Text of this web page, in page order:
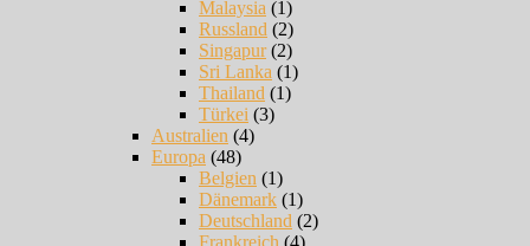
Malaysia (1)
Russland (2)
Singapur(2)
Sri Lanka (1)
Thailand (1)
Türkei (3)
Australien (4)
Europa (48)
Belgien (1)
Dänemark (1)
Deutschland (2)
Frankreich (4)